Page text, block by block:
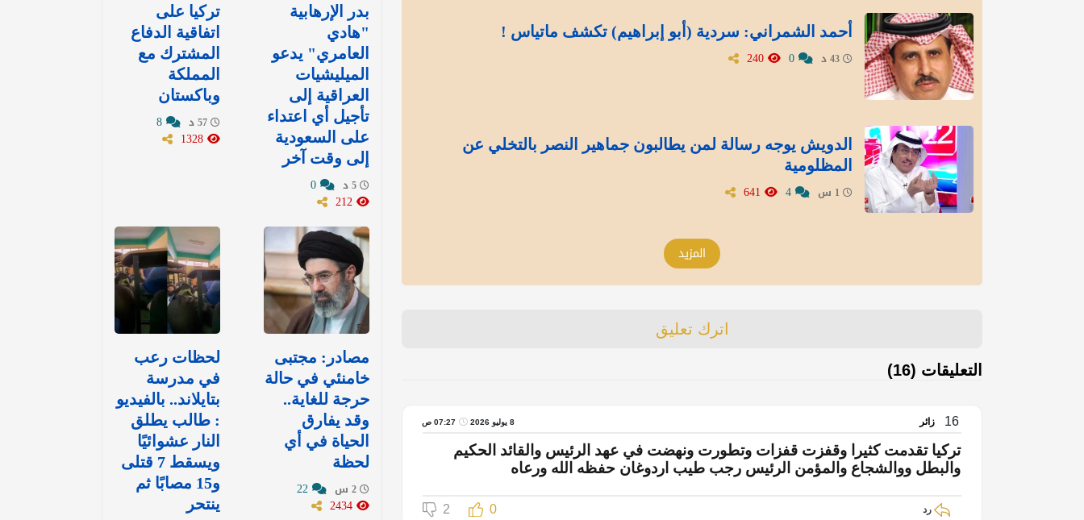
أحمد الشمراني: سردية (أبو إبراهيم) تكشف ماتياس !
الدويش يوجه رسالة لمن يطالبون جماهير النصر بالتخلي عن
المظلومية
المزيد
اترك تعليق
التعليقات (16)
16 زائر 8 يوليو 2026 07:27 ص
تركيا تقدمت كثيرا وقفزت قفزات وتطورت ونهضت في عهد الرئيس والقائد الحكيم
والبطل ووالشجاع والمؤمن الرئيس رجب طيب اردوغان حفظه الله ورعاه
رد 0
2
بدر الإرهابية
"هادي
العامري" يدعو
الميليشيات
العراقية إلى
تأجيل أي اعتداء
على السعودية
إلى وقت آخر
تركيا على
اتفاقية الدفاع
المشترك مع
المملكة
وباكستان
مصادر: مجتبى
خامنئي في حالة
حرجة للغاية..
وقد يفارق
الحياة في أي
لحظة
لحظات رعب
في مدرسة
بتايلاند.. بالفيديو
: طالب يطلق
النار عشوائيًا
ويسقط 7 قتلى
و15 مصابًا ثم
ينتحر